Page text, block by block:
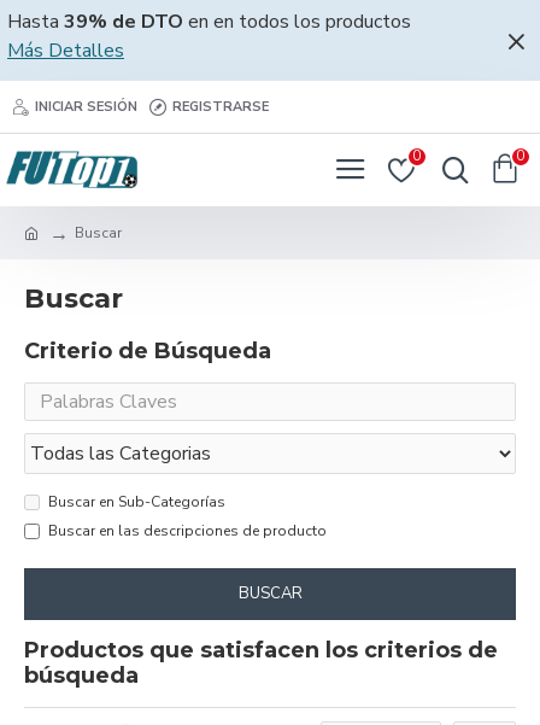
Hasta 39% de DTO en en todos los productos
Más Detalles
INICIAR SESIÓN REGISTRARSE
0 0
Buscar
Buscar
Criterio de Búsqueda
Buscar en Sub-Categorías
Buscar en las descripciones de producto
BUSCAR
Productos que satisfacen los criterios de
búsqueda